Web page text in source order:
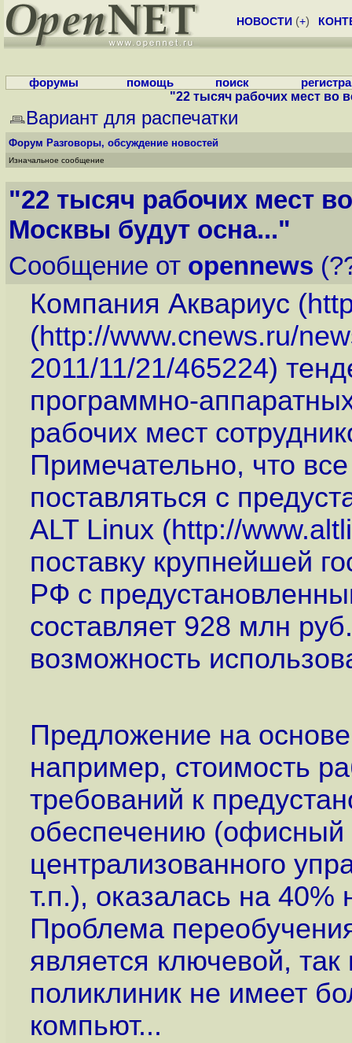
НОВОСТИ (+)
форумы помощь поиск
"22 тысяч рабочих мест во
Вариант для распечатки
Форум Разговоры, обсуждение новостей
Изначальное сообщение
"22 тысяч рабочих мест
Москвы будут осна..."
Сообщение от opennews
Компания Аквариус (
(http://www.cnews.ru/
2011/11/21/465224)
программно-
рабочих мест
Примечательно, что
поставляться с
ALT Linux (http://
поставку крупнейшей
РФ с
составляет 928 млн
возможность
Предложение на
например, стоимость
требований к
обеспечению (офисный
централизованного
т.п.), оказалась на
Проблема
является ключевой,
поликлиник не имеет
компьют...